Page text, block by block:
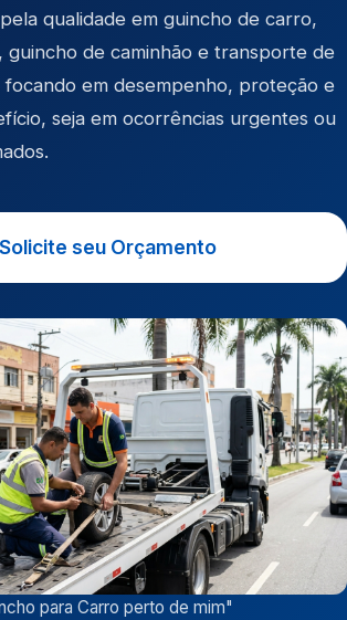
qualidade em guincho de carro,
, guincho de caminhão e transporte de
focando em desempenho, proteção e
seja em ocorrências urgentes ou
Solicite seu Orçamento
para Carro perto de mim"